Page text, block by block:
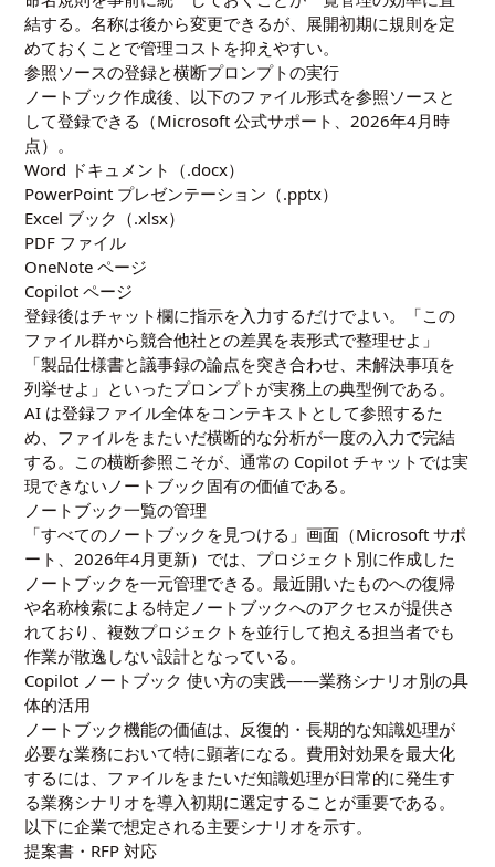
結する。名称は後から変更できるが、展開初期に規則を定
めておくことで管理コストを抑えやすい。
参照ソースの登録と横断プロンプトの実行
ノートブック作成後、以下のファイル形式を参照ソースと
して登録できる（Microsoft 公式サポート、2026年4月時
点）。
Word ドキュメント（.docx）
PowerPoint プレゼンテーション（.pptx）
Excel ブック（.xlsx）
PDF ファイル
OneNote ページ
Copilot ページ
登録後はチャット欄に指示を入力するだけでよい。「この
ファイル群から競合他社との差異を表形式で整理せよ」
「製品仕様書と議事録の論点を突き合わせ、未解決事項を
列挙せよ」といったプロンプトが実務上の典型例である。
AI は登録ファイル全体をコンテキストとして参照するた
め、ファイルをまたいだ横断的な分析が一度の入力で完結
する。この横断参照こそが、通常の Copilot チャットでは実
現できないノートブック固有の価値である。
ノートブック一覧の管理
「すべてのノートブックを見つける」画面（Microsoft サポ
ート、2026年4月更新）では、プロジェクト別に作成した
ノートブックを一元管理できる。最近開いたものへの復帰
や名称検索による特定ノートブックへのアクセスが提供さ
れており、複数プロジェクトを並行して抱える担当者でも
作業が散逸しない設計となっている。
Copilot ノートブック 使い方の実践――業務シナリオ別の具
体的活用
ノートブック機能の価値は、反復的・長期的な知識処理が
必要な業務において特に顕著になる。費用対効果を最大化
するには、ファイルをまたいだ知識処理が日常的に発生す
る業務シナリオを導入初期に選定することが重要である。
以下に企業で想定される主要シナリオを示す。
提案書・RFP 対応